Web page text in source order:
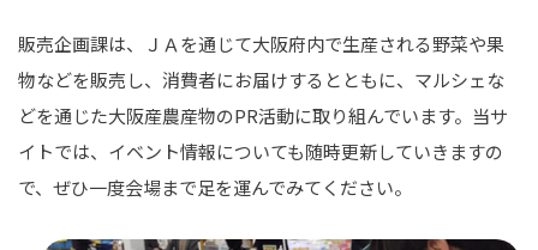
販売企画課は、ＪＡを通じて大阪府内で生産される野菜や果
物などを販売し、消費者にお届けするとともに、マルシェな
どを通じた大阪産農産物のPR活動に取り組んでいます。当サ
イトでは、イベント情報についても随時更新していきますの
で、ぜひ一度会場まで足を運んでみてください。